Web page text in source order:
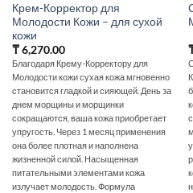
Крем-Корректор для
Молодости Кожи – для сухой
кожи
₸6,270.00
Благодаря Крему-Корректору для
Молодости кожи сухая кожа мгновенно
становится гладкой и сияющей. День за
днем морщины и морщинки
сокращаются, ваша кожа приобретает
упругость. Через 1 месяц применения
она более плотная и наполнена
жизненной силой. Насыщенная
питательными элементами кожа
излучает молодость. Формула